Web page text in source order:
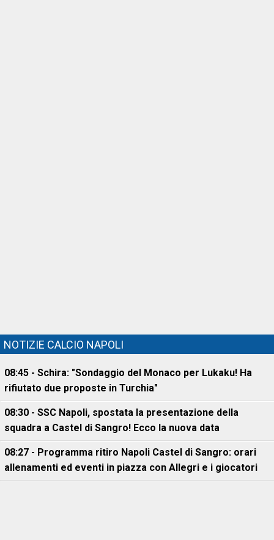
NOTIZIE CALCIO NAPOLI
08:45 - Schira: "Sondaggio del Monaco per Lukaku! Ha
rifiutato due proposte in Turchia"
08:30 - SSC Napoli, spostata la presentazione della
squadra a Castel di Sangro! Ecco la nuova data
08:27 - Programma ritiro Napoli Castel di Sangro: orari
allenamenti ed eventi in piazza con Allegri e i giocatori